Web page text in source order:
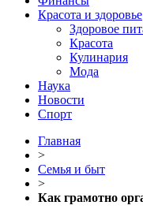
Красота и здоровье
Здоровое
Красота
Кулинария
Мода
Наука
Новости
Спорт
Главная
>
Семья и быт
>
Как грамотно